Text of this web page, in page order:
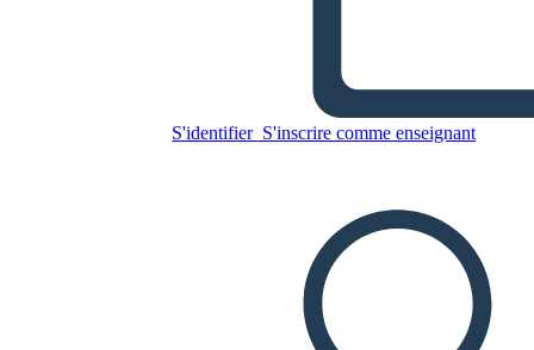
S'identifier S'inscrire comme enseignant
LIRE LE DIAPORAMA
LIS-MOI